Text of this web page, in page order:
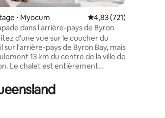
5
sur la base de 240 commentaires : 4,98 sur 5
⋅ Myocum Évaluation moyenne
4,83 (721)
dans l'arrière-pays de Byron
d'une vue sur le coucher du
sur l'arrière-pays de Byron Bay, mais
13 km du centre de la ville de
Le chalet est entièrement
à 14 jets pour 2 personnes, une
entièrement équipée et un